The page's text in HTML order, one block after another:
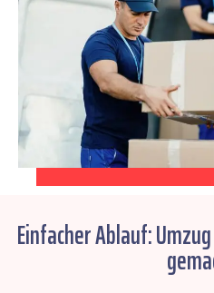
Einfacher Ablauf: